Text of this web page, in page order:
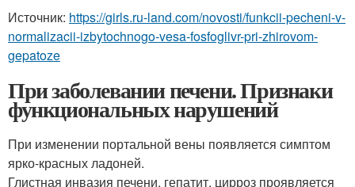
Источник: https://girls.ru-land.com/novosti/funkcii-pecheni-v-
normalizacii-izbytochnogo-vesa-fosfoglivr-pri-zhirovom-
gepatoze
При заболевании печени. Признаки
функциональных нарушений
При изменении портальной вены появляется симптом
ярко-красных ладоней.
Глистная инвазия печени, гепатит, цирроз проявляется